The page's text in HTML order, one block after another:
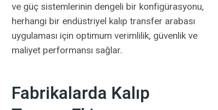
ve güç sistemlerinin dengeli bir konfigürasyonu,
herhangi bir endüstriyel kalıp transfer arabası
uygulaması için optimum verimlilik, güvenlik ve
maliyet performansı sağlar.
Fabrikalarda Kalıp